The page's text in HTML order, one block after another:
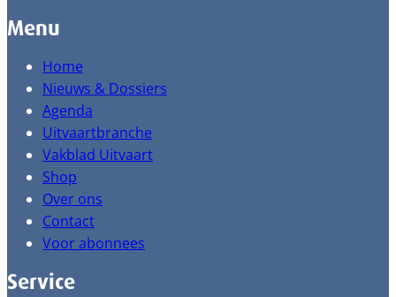
Menu
Home
Nieuws & Dossiers
Agenda
Uitvaartbranche
Vakblad Uitvaart
Shop
Over ons
Contact
Voor abonnees
Service